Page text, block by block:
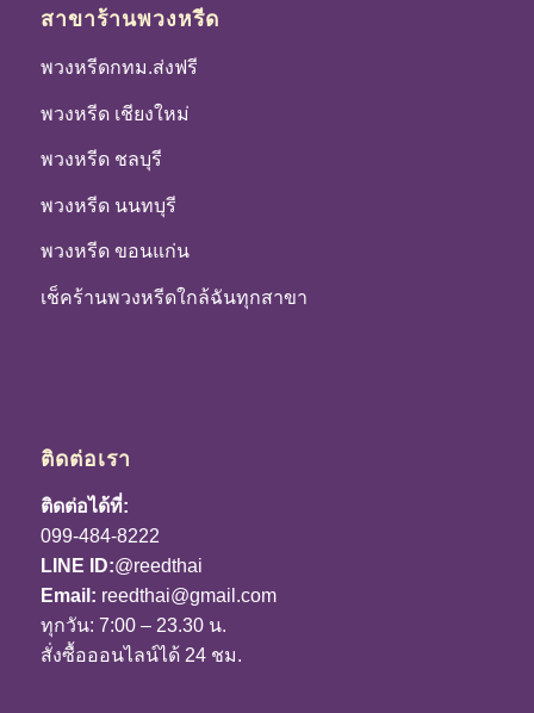
สาขาร้านพวงหรีด
พวงหรีดกทม.ส่งฟรี
พวงหรีด เชียงใหม่
พวงหรีด ชลบุรี
พวงหรีด นนทบุรี
พวงหรีด ขอนแก่น
เช็คร้านพวงหรีดใกล้ฉันทุกสาขา
ติดต่อเรา
ติดต่อได้ที่:
099-484-8222
LINE ID:@reedthai
Email: reedthai@gmail.com
ทุกวัน: 7:00 – 23.30 น.
สั่งซื้อออนไลน์ได้ 24 ชม.